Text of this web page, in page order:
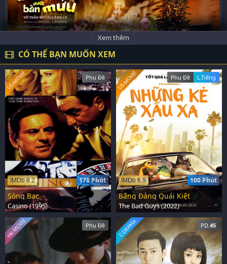
Xem thêm
CÓ THỂ BẠN MUỐN XEM
Phụ Đề
178 Phút
IMDb 8.2
US-MOVIE
Sòng Bạc
Casino (1995)
Phụ Đề L.Tiếng
100 Phút
IMDb 6.9
US-MOVIE
Băng Đảng Quái Kiệt
The Bad Guys (2022)
Phụ Đề
HK-MOVIE PD. 45
C-DRAMA